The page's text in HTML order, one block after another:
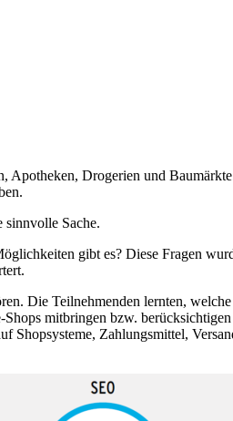
Drogerien und
sinnvolle Sache.
gibt es? Diese Fragen
Die Teilnehmenden lernten,
mitbringen bzw.
Zahlungsmittel,